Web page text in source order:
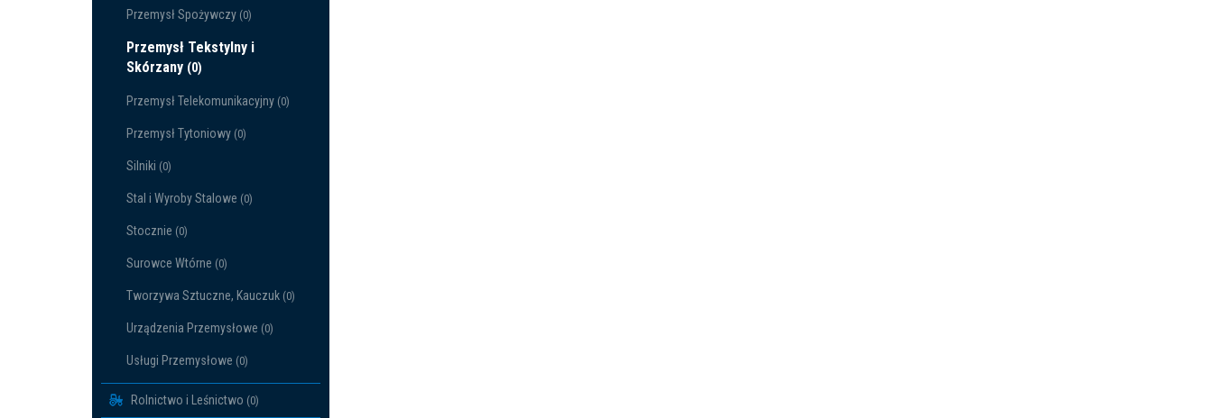
Przemysł Spożywczy (0)
Przemysł Tekstylny i
Skórzany (0)
Przemysł Telekomunikacyjny (0)
Przemysł Tytoniowy (0)
Silniki (0)
Stal i Wyroby Stalowe (0)
Stocznie (0)
Surowce Wtórne (0)
Tworzywa Sztuczne, Kauczuk (0)
Urządzenia Przemysłowe (0)
Usługi Przemysłowe (0)
Rolnictwo i Leśnictwo (0)